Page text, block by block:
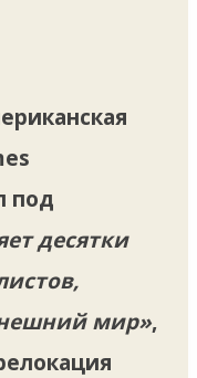
под
десятки
мир»,